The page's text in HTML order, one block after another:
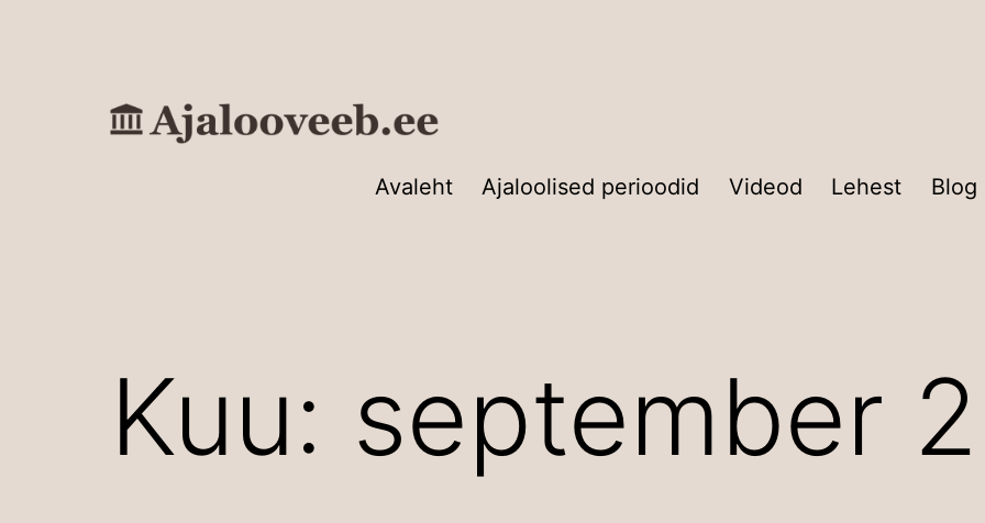
Avaleht Ajaloolised perioodid Videod Lehest Blog
Kuu: september